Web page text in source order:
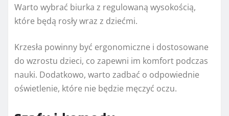
Warto wybrać biurka z regulowaną wysokością,
które będą rosły wraz z dziećmi.
Krzesła powinny być ergonomiczne i dostosowane
do wzrostu dzieci, co zapewni im komfort podczas
nauki. Dodatkowo, warto zadbać o odpowiednie
oświetlenie, które nie będzie męczyć oczu.